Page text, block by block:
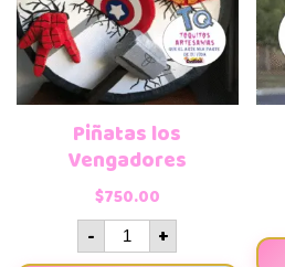
Piñatas los
Vengadores
$750.00
- +